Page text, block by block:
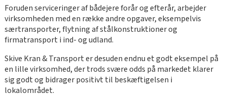
Foruden serviceringer af bådejere forår og efterår, arbejder
virksomheden med en række andre opgaver, eksempelvis
særtransporter, flytning af stålkonstruktioner og
firmatransport i ind- og udland.
Skive Kran & Transport er desuden endnu et godt eksempel på
en lille virksomhed, der trods svære odds på markedet klarer
sig godt og bidrager positivt til beskæftigelsen i
lokalområdet.